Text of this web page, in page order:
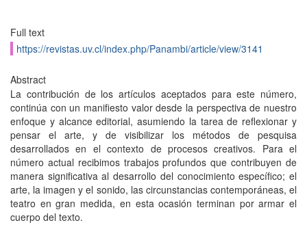
Full text
https://revistas.uv.cl/index.php/Panambi/article/view/3141
Abstract
La contribución de los artículos aceptados para este número,
continúa con un manifiesto valor desde la perspectiva de nuestro
enfoque y alcance editorial, asumiendo la tarea de reflexionar y
pensar el arte, y de visibilizar los métodos de pesquisa
desarrollados en el contexto de procesos creativos. Para el
número actual recibimos trabajos profundos que contribuyen de
manera significativa al desarrollo del conocimiento específico; el
arte, la imagen y el sonido, las circunstancias contemporáneas, el
teatro en gran medida, en esta ocasión terminan por armar el
cuerpo del texto.